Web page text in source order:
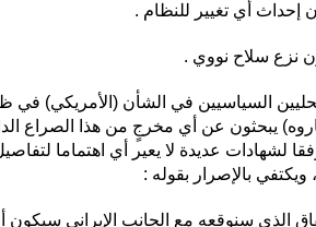
إحداث أي تغيير للنظام .
نزع سلاح نووي .
السياسيين في الشأن (الأمريكي)
يبحثون عن أي مخرجٍ من هذا الصراع
لشهادات عديدة لا يعير أي اهتماما
ويكتفي بالإصرار بقوله :
الذي سنوقعه مع الجانب الإيراني سيكون